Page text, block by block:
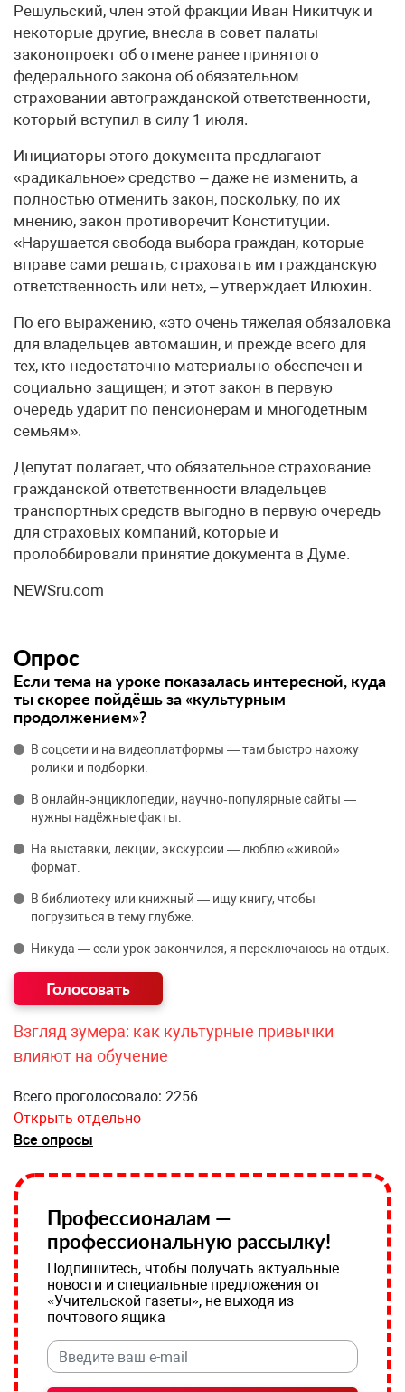
Решульский, член этой фракции Иван Никитчук и
некоторые другие, внесла в совет палаты
законопроект об отмене ранее принятого
федерального закона об обязательном
страховании автогражданской ответственности,
который вступил в силу 1 июля.
Инициаторы этого документа предлагают
«радикальное» средство – даже не изменить, а
полностью отменить закон, поскольку, по их
мнению, закон противоречит Конституции.
«Нарушается свобода выбора граждан, которые
вправе сами решать, страховать им гражданскую
ответственность или нет», – утверждает Илюхин.
По его выражению, «это очень тяжелая обязаловка
для владельцев автомашин, и прежде всего для
тех, кто недостаточно материально обеспечен и
социально защищен; и этот закон в первую
очередь ударит по пенсионерам и многодетным
семьям».
Депутат полагает, что обязательное страхование
гражданской ответственности владельцев
транспортных средств выгодно в первую очередь
для страховых компаний, которые и
пролоббировали принятие документа в Думе.
NEWSru.com
Опрос
Если тема на уроке показалась интересной, куда
ты скорее пойдёшь за «культурным
продолжением»?
В соцсети и на видеоплатформы — там быстро нахожу
ролики и подборки.
В онлайн‑энциклопедии, научно‑популярные сайты —
нужны надёжные факты.
На выставки, лекции, экскурсии — люблю «живой»
формат.
В библиотеку или книжный — ищу книгу, чтобы
погрузиться в тему глубже.
Никуда — если урок закончился, я переключаюсь на отдых.
Взгляд зумера: как культурные привычки
влияют на обучение
Всего проголосовало: 2256
Открыть отдельно
Все опросы
Профессионалам —
профессиональную рассылку!
Подпишитесь, чтобы получать актуальные
новости и специальные предложения от
«Учительской газеты», не выходя из
почтового ящика